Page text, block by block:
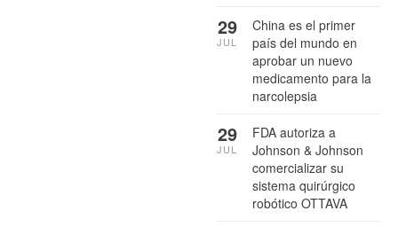
China es el primer
país del mundo en
aprobar un nuevo
medicamento para la
narcolepsia
29
JUL
FDA autoriza a
Johnson & Johnson
comercializar su
sistema quirúrgico
robótico OTTAVA
29
JUL